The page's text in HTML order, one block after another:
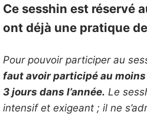
Ce sesshin est réservé
ont déjà une pratique
Pour pouvoir participer au
faut avoir participé au
3 jours dans l’année. Le
intensif et exigeant ; il ne